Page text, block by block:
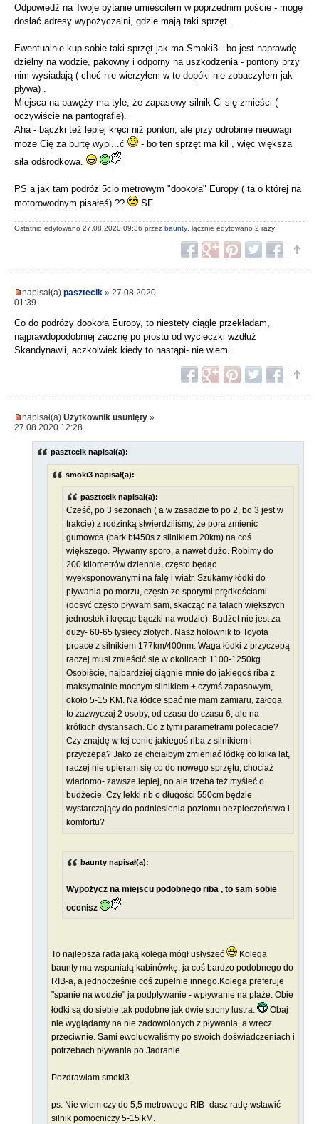
Odpowiedź na Twoje pytanie umieściłem w poprzednim poście - mogę
dosłać adresy wypożyczalni, gdzie mają taki sprzęt.
Ewentualnie kup sobie taki sprzęt jak ma Smoki3 - bo jest naprawdę
dzielny na wodzie, pakowny i odporny na uszkodzenia - pontony przy
nim wysiadają ( choć nie wierzyłem w to dopóki nie zobaczyłem jak
pływa) .
Miejsca na pawęży ma tyle, że zapasowy silnik Ci się zmieści (
oczywiście na pantografie).
Aha - bączki też lepiej kręci niż ponton, ale przy odrobinie nieuwagi
może Cię za burtę wypi...ć
- bo ten sprzęt ma kil , więc większa
siła odśrodkowa.
PS a jak tam podróż 5cio metrowym "dookoła" Europy ( ta o której na
motorowodnym pisałeś) ??
SF
Ostatnio edytowano 27.08.2020 09:36 przez baunty, łącznie edytowano 2 razy
napisał(a) pasztecik » 27.08.2020
01:39
Co do podróży dookoła Europy, to niestety ciągle przekładam,
najprawdopodobniej zacznę po prostu od wycieczki wzdłuż
Skandynawii, aczkolwiek kiedy to nastąpi- nie wiem.
napisał(a) Użytkownik usunięty »
27.08.2020 12:28
pasztecik napisał(a):
smoki3 napisał(a):
pasztecik napisał(a):
Cześć, po 3 sezonach ( a w zasadzie to po 2, bo 3 jest w
trakcie) z rodzinką stwierdziliśmy, że pora zmienić
gumowca (bark bt450s z silnikiem 20km) na coś
większego. Pływamy sporo, a nawet dużo. Robimy do
200 kilometrów dziennie, często będąc
wyeksponowanymi na falę i wiatr. Szukamy łódki do
pływania po morzu, często ze sporymi prędkościami
(dosyć często pływam sam, skacząc na falach większych
jednostek i kręcąc bączki na wodzie). Budżet nie jest za
duży- 60-65 tysięcy złotych. Nasz holownik to Toyota
proace z silnikiem 177km/400nm. Waga łódki z przyczepą
raczej musi zmieścić się w okolicach 1100-1250kg.
Osobiście, najbardziej ciągnie mnie do jakiegoś riba z
maksymalnie mocnym silnikiem + czymś zapasowym,
około 5-15 KM. Na łódce spać nie mam zamiaru, załoga
to zazwyczaj 2 osoby, od czasu do czasu 6, ale na
krótkich dystansach. Co z tymi parametrami polecacie?
Czy znajdę w tej cenie jakiegoś riba z silnikiem i
przyczepą? Jako że chciałbym zmieniać łódkę co kilka lat,
raczej nie upieram się co do nowego sprzętu, chociaż
wiadomo- zawsze lepiej, no ale trzeba też myśleć o
budżecie. Czy lekki rib o długości 550cm będzie
wystarczający do podniesienia poziomu bezpieczeństwa i
komfortu?
baunty napisał(a):
Wypożycz na miejscu podobnego riba , to sam sobie
ocenisz
To najlepsza rada jaką kolega mógł usłyszeć
Kolega
baunty ma wspaniałą kabinówkę, ja coś bardzo podobnego do
RIB-a, a jednocześnie coś zupełnie innego.Kolega preferuje
"spanie na wodzie" ja podpływanie - wpływanie na plaże. Obie
łódki są do siebie tak podobne jak dwie strony lustra.
Obaj
nie wyglądamy na nie zadowolonych z pływania, a wręcz
przeciwnie. Sami ewoluowaliśmy po swoich doświadczeniach i
potrzebach pływania po Jadranie.
Pozdrawiam smoki3.
ps. Nie wiem czy do 5,5 metrowego RIB- dasz radę wstawić
silnik pomocniczy 5-15 kM.